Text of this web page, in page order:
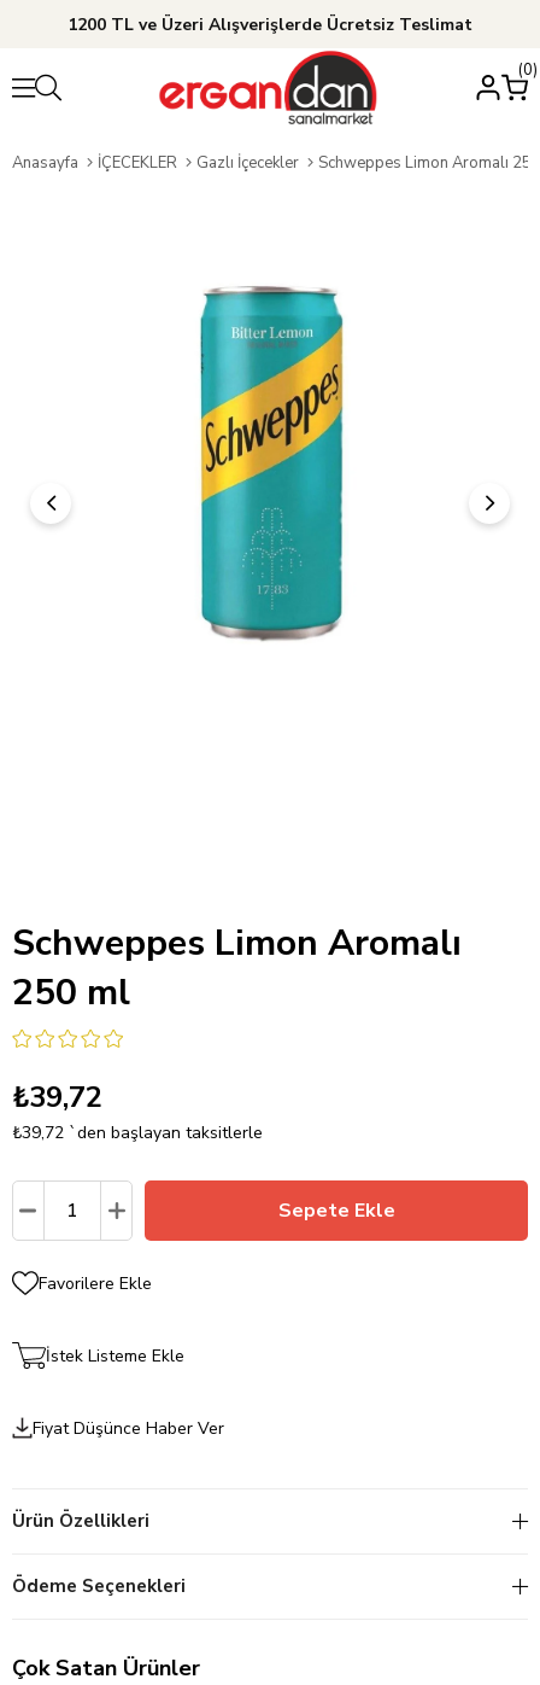
1200 TL ve Üzeri Alışverişlerde Ücretsiz Teslimat
0
Anasayfa İÇECEKLER Gazlı İçecekler Schweppes Limon Aromalı
Schweppes Limon Aromalı
250 ml
₺39,72
₺39,72 `den başlayan taksitlerle
Favorilere Ekle
İstek Listeme Ekle
Fiyat Düşünce Haber Ver
Ürün Özellikleri
Ödeme Seçenekleri
Çok Satan Ürünler